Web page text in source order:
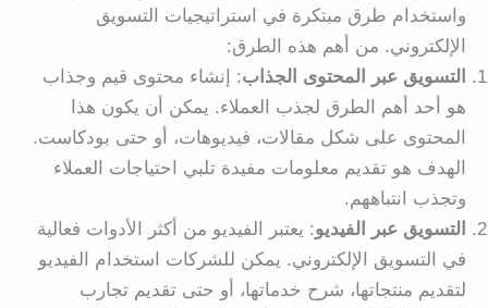
واستخدام طرق مبتكرة في استراتيجيات التسويق
الإلكتروني. من أهم هذه الطرق:
التسويق عبر المحتوى الجذاب: إنشاء محتوى قيم وجذاب
هو أحد أهم الطرق لجذب العملاء. يمكن أن يكون هذا
المحتوى على شكل مقالات، فيديوهات، أو حتى بودكاست.
الهدف هو تقديم معلومات مفيدة تلبي احتياجات العملاء
وتجذب انتباههم.
التسويق عبر الفيديو: يعتبر الفيديو من أكثر الأدوات فعالية
في التسويق الإلكتروني. يمكن للشركات استخدام الفيديو
لتقديم منتجاتها، شرح خدماتها، أو حتى تقديم تجارب